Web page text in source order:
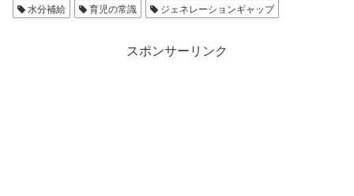
水分補給
育児の常識 ジェネレーションギャップ
スポンサーリンク